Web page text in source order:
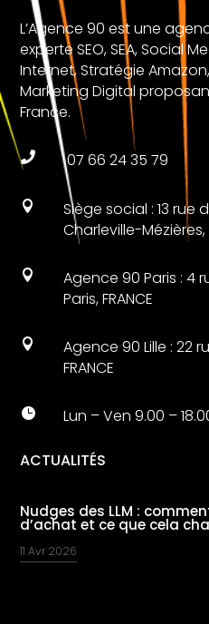
L’Agence 90 est une
experte SEO, SEA, Social
Internet, Stratégie
Marketing Digital
France.
 07 66 24 35 79

Siège social : 13 rue
Charleville-Mézières,

Agence 90 Paris : 4
Paris, FRANCE

Agence 90 Lille : 22
FRANCE
 Lun – Ven 9.00 –
ACTUALITÉS
Nudges des LLM :
d’achat et ce que cela
11 Avr 2026